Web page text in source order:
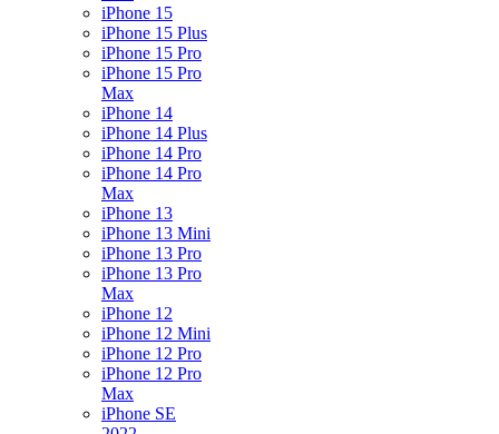
iPhone 15
iPhone 15 Plus
iPhone 15 Pro
iPhone 15 Pro
Max
iPhone 14
iPhone 14 Plus
iPhone 14 Pro
iPhone 14 Pro
Max
iPhone 13
iPhone 13 Mini
iPhone 13 Pro
iPhone 13 Pro
Max
iPhone 12
iPhone 12 Mini
iPhone 12 Pro
iPhone 12 Pro
Max
iPhone SE